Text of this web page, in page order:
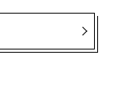
、21世紀初の研